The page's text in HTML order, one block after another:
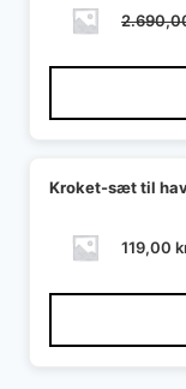
Kroket-sæt til
119,00